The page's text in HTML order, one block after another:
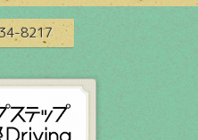
8217